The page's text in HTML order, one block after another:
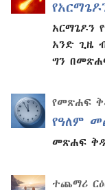
አርማጌዶን
አንድ ጊዜ
ግን
የመጽሐፍ
የዓለም
መጽሐፍ
ተጨማሪ